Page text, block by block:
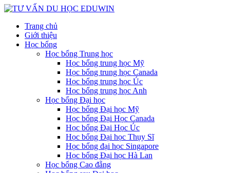
Trang chủ
Giới thiệu
Học bổng
Học bổng Trung học
Học bổng trung học Mỹ
Học bổng trung học Canada
Học bổng trung học Úc
Học bổng trung học Anh
Học bổng Đại học
Học bổng Đại học Mỹ
Học bổng Đại Học Canada
Học bổng Đại Học Úc
Học bổng Đại học Thụy Sĩ
Học bổng đại học Singapore
Học bổng Đại học Hà Lan
Học bổng Cao đẵng